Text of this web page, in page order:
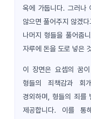
옥에 가둡니다. 그러나
않으면 풀어주지 않겠
나머지 형들을 풀어줍
자루에 돈을 도로 넣은
이 장면은 요셉의 꿈
형들의 죄책감과 회
경외하며, 형들의 죄를
제공합니다. 이를 통